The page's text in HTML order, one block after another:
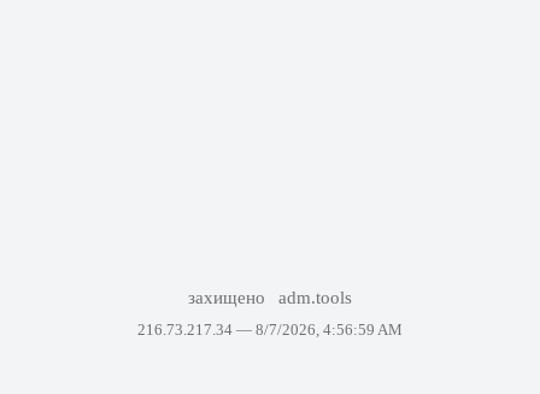
захищено adm.tools
216.73.217.34 — 8/7/2026, 4:56:59 AM